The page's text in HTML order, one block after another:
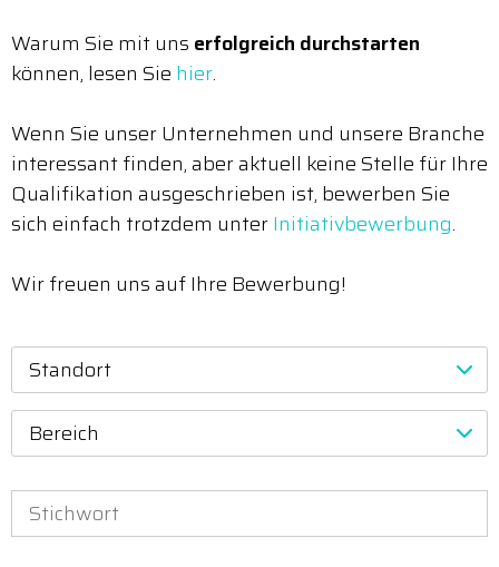
Warum Sie mit uns erfolgreich durchstarten
können, lesen Sie hier.
Wenn Sie unser Unternehmen und unsere Branche
interessant finden, aber aktuell keine Stelle für Ihre
Qualifikation ausgeschrieben ist, bewerben Sie
sich einfach trotzdem unterInitiativbewerbung.
Wir freuen uns auf Ihre Bewerbung!
Standort
Bereich